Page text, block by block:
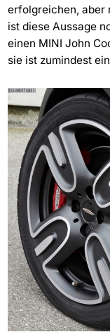
erfolgreichen, aber
ist diese Aussage
einen MINI John
sie ist zumindest